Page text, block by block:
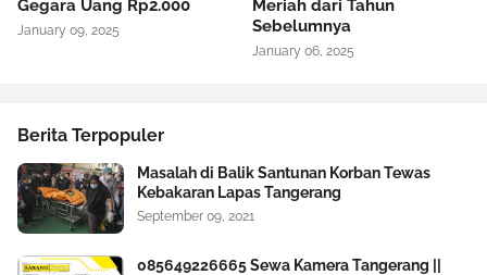
Gegara Uang Rp2.000
January 09, 2025
Meriah dari Tahun
Sebelumnya
January 06, 2025
Berita Terpopuler
Masalah di Balik Santunan Korban Tewas
Kebakaran Lapas Tangerang
September 09, 2021
085649226665 Sewa Kamera Tangerang ||